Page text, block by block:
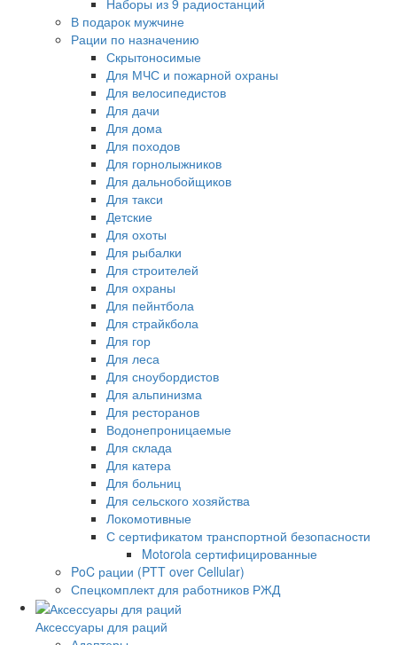
В подарок мужчине
Рации по назначению
Скрытоносимые
Для МЧС и пожарной охраны
Для велосипедистов
Для дачи
Для дома
Для походов
Для горнолыжников
Для дальнобойщиков
Для такси
Детские
Для охоты
Для рыбалки
Для строителей
Для охраны
Для пейнтбола
Для страйкбола
Для гор
Для леса
Для сноубордистов
Для альпинизма
Для ресторанов
Водонепроницаемые
Для склада
Для катера
Для больниц
Для сельского хозяйства
Локомотивные
С сертификатом транспортной безопасности
Motorola сертифицированные
PoC рации (PTT over Cellular)
Спецкомплект для работников РЖД
Аксессуары для раций